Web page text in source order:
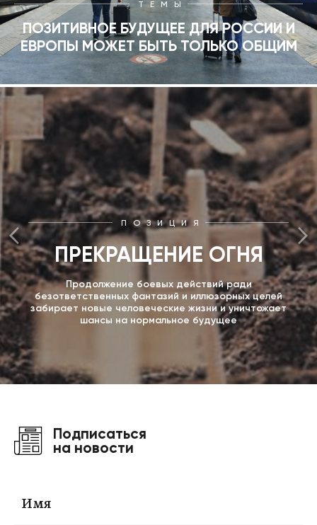
ТЕМЫ
ПОЗИТИВНОЕ БУДУЩЕЕ ДЛЯ РОССИИ И
ЕВРОПЫ МОЖЕТ БЫТЬ ТОЛЬКО ОБЩИМ
ПОЗИЦИЯ
ПРЕКРАЩЕНИЕ ОГНЯ
Продолжение боевых действий ради
безответственных фантазий и иллюзорных целей
забирает новые человеческие жизни и уничтожает
шансы на нормальное будущее
Подписаться
на новости